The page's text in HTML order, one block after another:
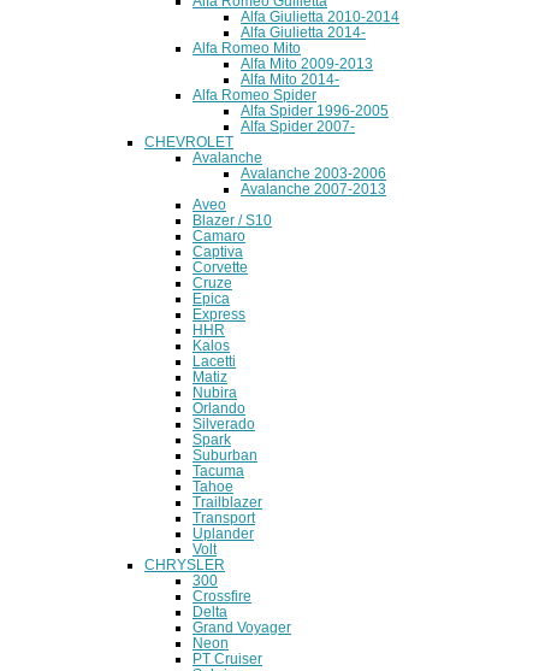
Alfa Giulietta 2010-2014
Alfa Giulietta 2014-
Alfa Romeo Mito
Alfa Mito 2009-2013
Alfa Mito 2014-
Alfa Romeo Spider
Alfa Spider 1996-2005
Alfa Spider 2007-
CHEVROLET
Avalanche
Avalanche 2003-2006
Avalanche 2007-2013
Aveo
Blazer / S10
Camaro
Captiva
Corvette
Cruze
Epica
Express
HHR
Kalos
Lacetti
Matiz
Nubira
Orlando
Silverado
Spark
Suburban
Tacuma
Tahoe
Trailblazer
Transport
Uplander
Volt
CHRYSLER
300
Crossfire
Delta
Grand Voyager
Neon
PT Cruiser